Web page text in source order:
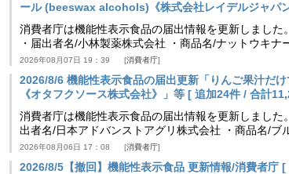
ール (beeswax alcohols)《株式会社レイデルジャパ
消費者庁は機能性表示食品の届出情報を更新しまし
・届出者名/小林製薬株式会社 ・商品名/ナットウキ
2026年08月07日 19：39 消費者庁
2026/8/6 機能性表示食品の届出更新「りんご果汁だ
《オタフクソース株式会社》」等 [ 追加24件 / 合計
消費者庁は機能性表示食品の届出情報を更新しまし
出者名/日本アドバンストアグリ株式会社 ・商品名/
2026年08月06日 17：08 消費者庁
2026/8/5【撤回】機能性表示食品 更新情報/消費者庁 [